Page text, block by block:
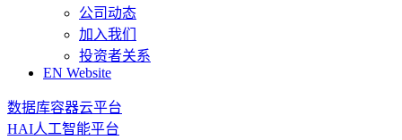
公司动态
加入我们
投资者关系
EN Website
数据库容器云平台
HAI人工智能平台